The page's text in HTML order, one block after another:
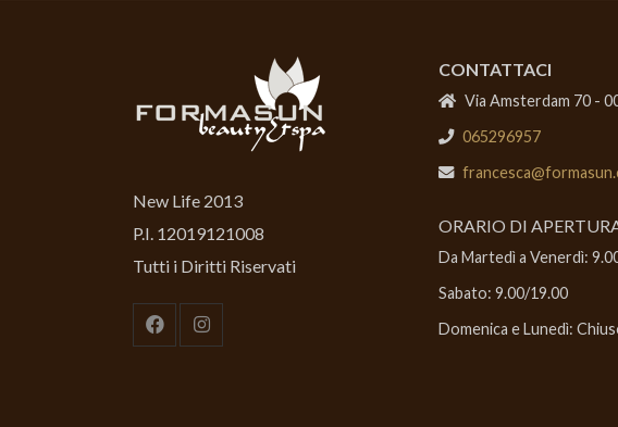
New Life 2013
P.I. 12019121008
Tutti i Diritti Riservati
CONTATTACI
Via Amsterdam 70 -
065296957
ORARIO DI
Da Martedì a Venerdì:
Sabato: 9.00/19.00
Domenica e Lunedì: